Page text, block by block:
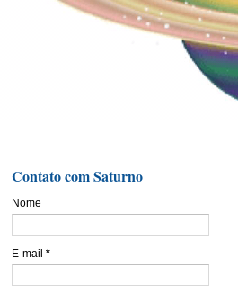
Contato com Saturno
Nome
E-mail *